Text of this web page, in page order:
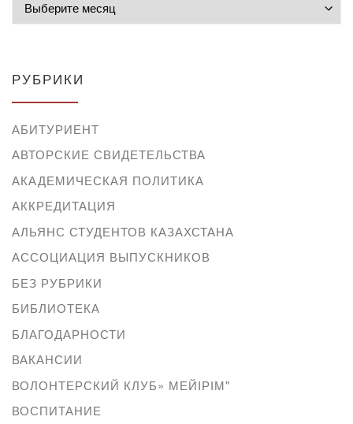
РУБРИКИ
АБИТУРИЕНТ
АВТОРСКИЕ СВИДЕТЕЛЬСТВА
АКАДЕМИЧЕСКАЯ ПОЛИТИКА
АККРЕДИТАЦИЯ
АЛЬЯНС СТУДЕНТОВ КАЗАХСТАНА
АССОЦИАЦИЯ ВЫПУСКНИКОВ
БЕЗ РУБРИКИ
БИБЛИОТЕКА
БЛАГОДАРНОСТИ
ВАКАНСИИ
ВОЛОНТЕРСКИЙ КЛУБ» МЕЙІРІМ"
ВОСПИТАНИЕ